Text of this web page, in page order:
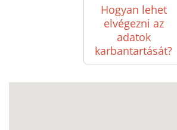
Hogyan lehet
elvégezni az
adatok
karbantartását?